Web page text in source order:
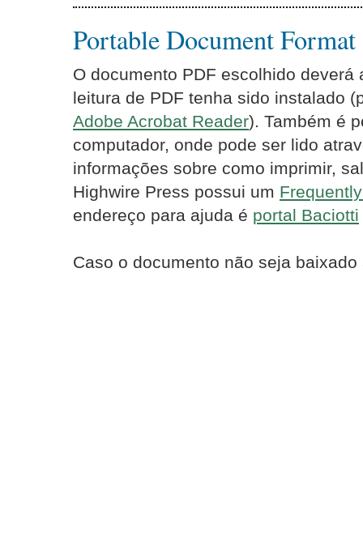
Portable Document
O documento PDF escolhido
leitura de PDF tenha sido instalado
Adobe Acrobat Reader). Também é
computador, onde pode ser lido
informações sobre como imprimir,
Highwire Press possui um
endereço para ajuda é portal Baciotti
Caso o documento não seja